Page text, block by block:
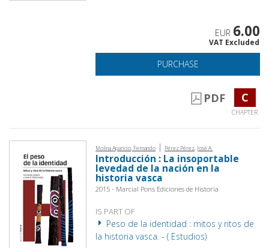
EUR 6.00
VAT Excluded
PURCHASE
PDF C
CHAPTER
Molina Aparicio, Fernando | Pérez Pérez, José A.
Introducción : La insoportable
levedad de la nación en la
historia vasca
2015 - Marcial Pons Ediciones de Historia
IS PART OF
Peso de la identidad : mitos y ritos de
la historia vasca. - ( Estudios)